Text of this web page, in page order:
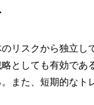
リスクから独立
としても有効で
また、短期的な